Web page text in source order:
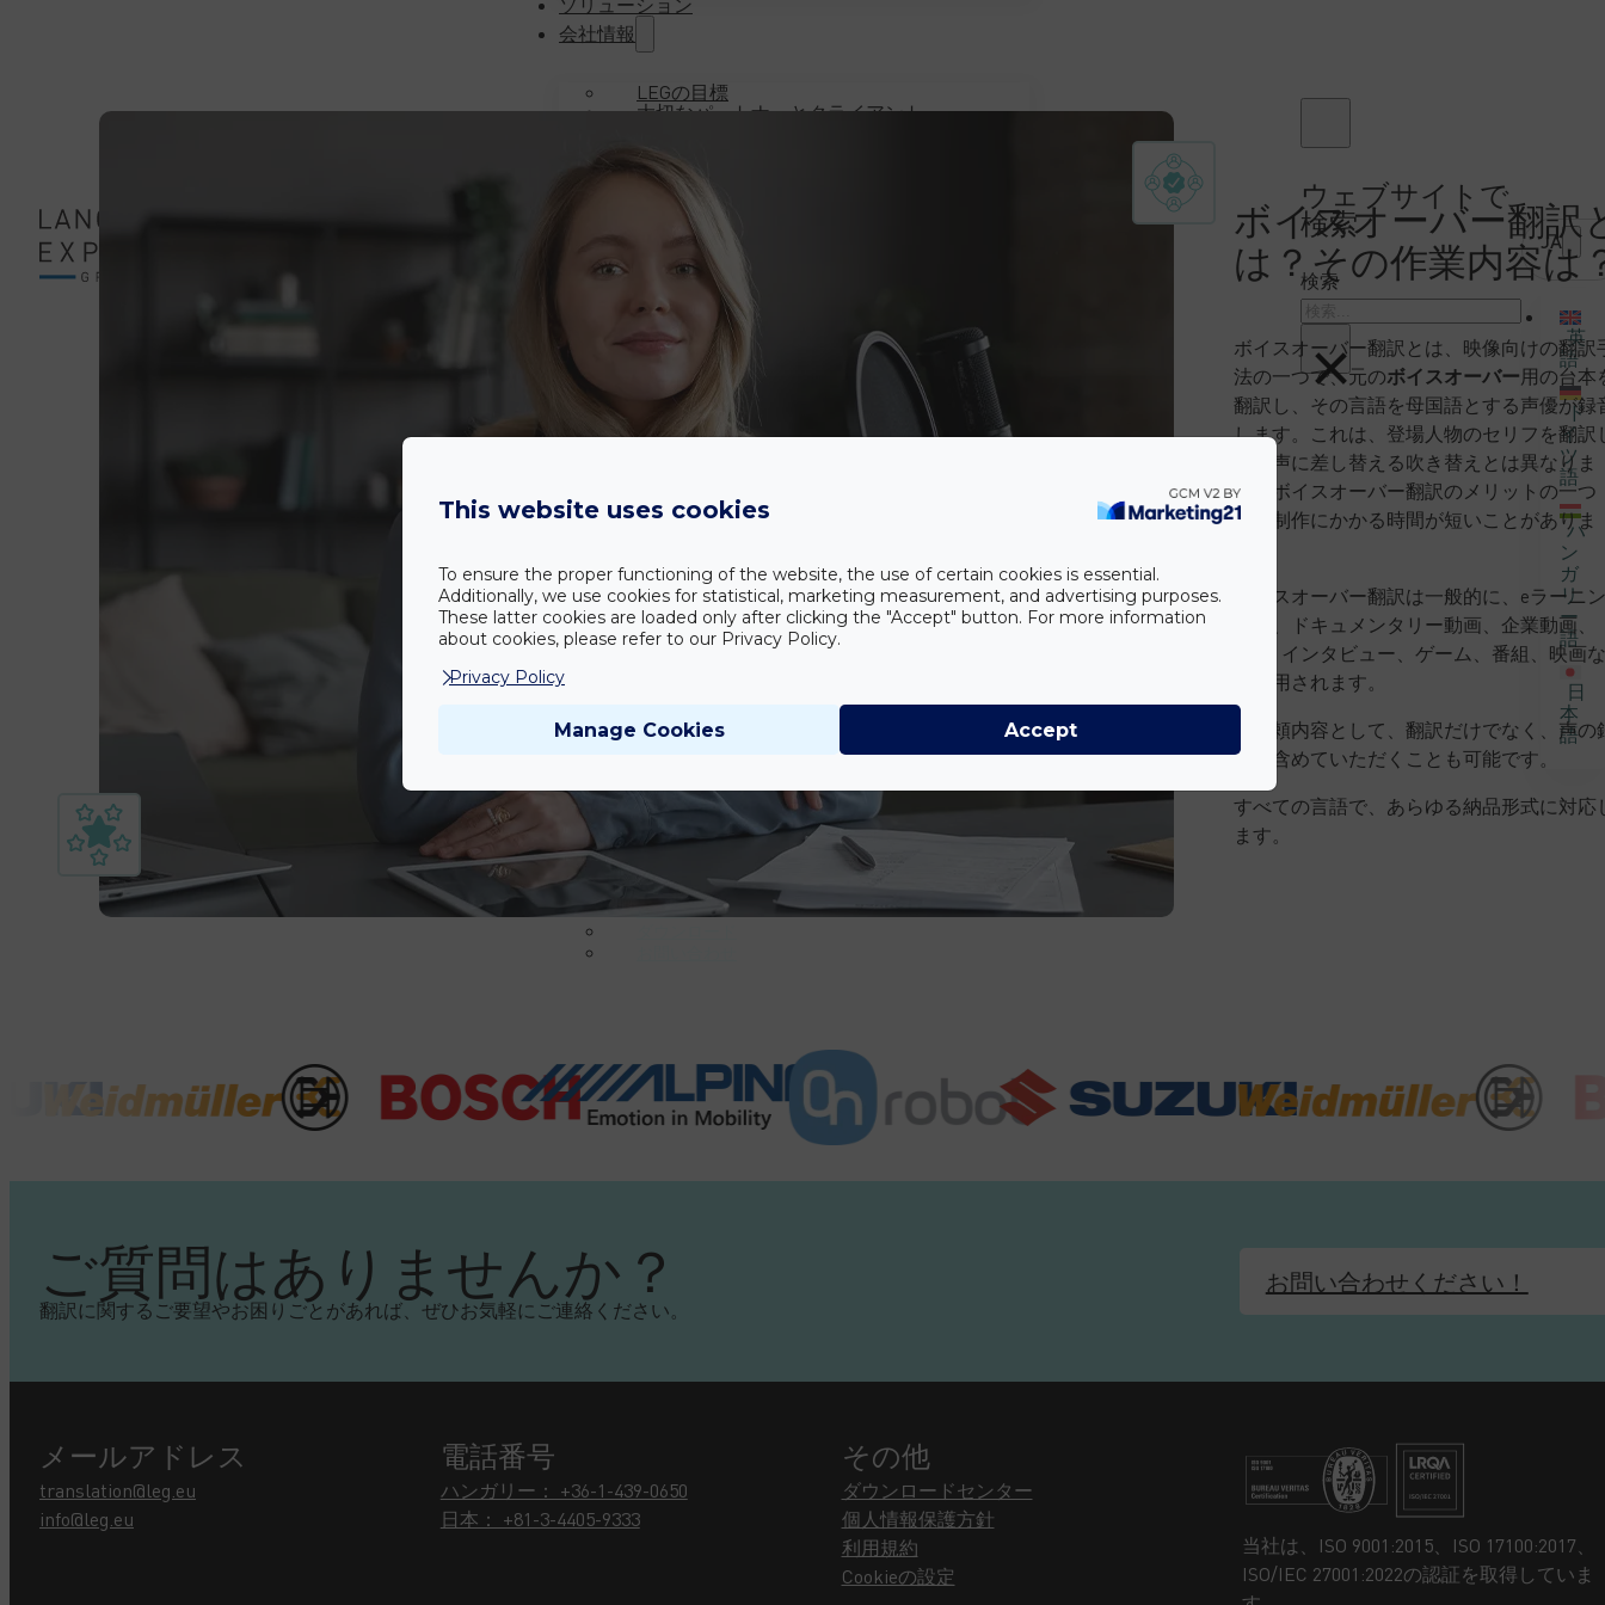
会社情報
LEGの目標
大切なパートナーとクライアント
ダウンロード
お問い合わせ
業界
オートメーション・ロボティクス分野向け
eコマース・貿易分野向け
eラーニング・マルチメディア分野向け
電気工学分野向け
エネルギー分野向け
ソフトウェア分野向け
翻訳・ローカライゼーションサービス
編集サービス
デスクトップパブリッシング（DTP）
作業手順
ソリューション
会社情報
LEGの目標
大切なパートナーとクライアント
認証書
ウェブサイトで
検索
検索
×
JA
英
語
ド
イ
ツ
語
ハ
ン
ガ
リ
ー
語
日
本
語
ボイスオーバー翻訳
は？その作業内容は
ボイスオーバー翻訳とは、映像向けの翻訳
法の一つで、元のボイスオーバー用の台本
翻訳し、その言語を母国語とする声優が録
します。これは、登場人物のセリフを翻訳
て音声に差し替える吹き替えとは異なりま
す。ボイスオーバー翻訳のメリットの一つ
に、制作にかかる時間が短いことがありま
ボイスオーバー翻訳は一般的に、eラーニ
教材、ドキュメンタリー動画、企業動画、
CM、インタビュー、ゲーム、番組、映画
で使用されます。
ご依頼内容として、翻訳だけでなく、声の
音も含めていただくことも可能です。
すべての言語で、あらゆる納品形式に対応
ます。
ご質問はありませんか？
翻訳に関するご要望やお困りごとがあれば、ぜひお気軽にご連絡ください。
お問い合わせください！
メールアドレス
translation@leg.eu
info@leg.eu
電話番号
ハンガリー： +36-1-439-0650
日本： +81-3-4405-9333
その他
ダウンロードセンター
個人情報保護方針
利用規約
Cookieの設定
当社は、ISO 9001:2015、ISO 17100:2017、
ISO/IEC 27001:2022の認証を取得していま
This website uses cookies
To ensure the proper functioning of the website, the use of certain cookies is essential.
Additionally, we use cookies for statistical, marketing measurement, and advertising purposes.
These latter cookies are loaded only after clicking the "Accept" button. For more information
about cookies, please refer to our Privacy Policy.
Privacy Policy
Manage Cookies Accept